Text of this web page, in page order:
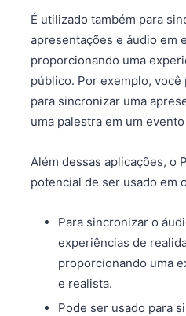
É utilizado também para
apresentações e áudio em
proporcionando uma
público. Por exemplo, você
para sincronizar uma
uma palestra em um
Além dessas aplicações, o
potencial de ser usado em
Para sincronizar o
experiências de
proporcionando uma
e realista.
Pode ser usado para